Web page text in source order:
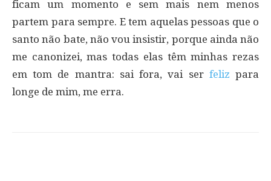
ficam um momento e sem mais nem menos
partem para sempre. E tem aquelas pessoas que o
santo não bate, não vou insistir, porque ainda não
me canonizei, mas todas elas têm minhas rezas
em tom de mantra: sai fora, vai ser feliz para
longe de mim, me erra.